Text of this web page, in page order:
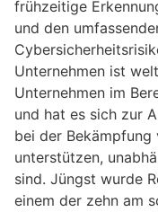
frühzeitige
und den
Unternehmen ist
Unternehmen im
und hat es sich zur
bei der
unterstützen,
sind. Jüngst wurde
einem der zehn am